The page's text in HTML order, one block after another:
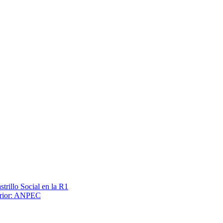
Social en la R1
ANPEC